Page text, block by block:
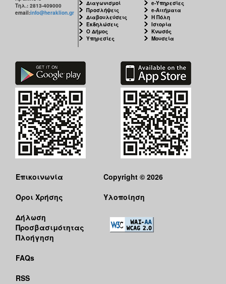
Τηλ.: 2813-409000
email:info@heraklion.gr
Διαγωνισμοί
Προσλήψεις
Διαβουλεύσεις
Εκδηλώσεις
Ο Δήμος
Υπηρεσίες
e-Υπηρεσίες
e-Αιτήματα
Η Πόλη
Ιστορία
Κνωσός
Μουσεία
Επικοινωνία
Όροι Χρήσης
Δήλωση
Προσβασιμότητας
Πλοήγηση
FAQs
RSS
Copyright © 2026
Υλοποίηση